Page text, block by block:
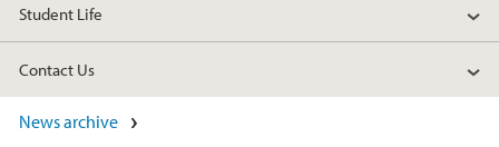
Student Life
Contact Us
News archive